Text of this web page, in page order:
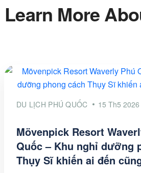
Learn More
DU LỊCH PHÚ QUỐC 15 Th5 2026
Mövenpick Resort
Quốc – Khu nghỉ dưỡng
Thụy Sĩ khiến ai đến